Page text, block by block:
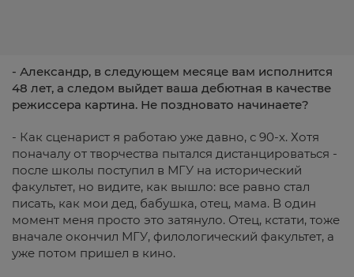
- Александр, в следующем месяце вам исполнится
48 лет, а следом выйдет ваша дебютная в качестве
режиссера картина. Не поздновато начинаете?
- Как сценарист я работаю уже давно, с 90-х. Хотя
поначалу от творчества пытался дистанцироваться -
после школы поступил в МГУ на исторический
факультет, но видите, как вышло: все равно стал
писать, как мои дед, бабушка, отец, мама. В один
момент меня просто это затянуло. Отец, кстати, тоже
вначале окончил МГУ, филологический факультет, а
уже потом пришел в кино.